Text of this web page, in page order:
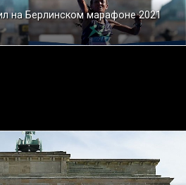
на Берлинском марафоне 2021